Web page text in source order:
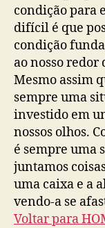
condição para
difícil é que
condição
ao nosso
Mesmo assim
sempre uma
investido em
nossos olhos.
é sempre uma
juntamos
uma caixa e a
vendo-a se
Voltar para